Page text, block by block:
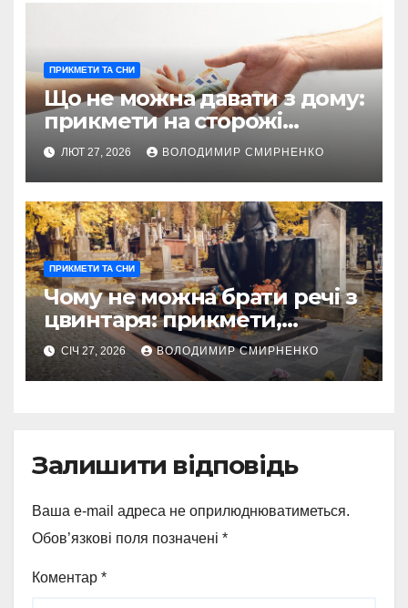
ПРИКМЕТИ ТА СНИ
Що не можна давати з дому:
прикмети на сторожі
родинного достатку
ЛЮТ 27, 2026 ВОЛОДИМИР СМИРНЕНКО
ПРИКМЕТИ ТА СНИ
Чому не можна брати речі з
цвинтаря: прикмети,
ризики та реальність
СІЧ 27, 2026 ВОЛОДИМИР СМИРНЕНКО
Залишити відповідь
Ваша e-mail адреса не оприлюднюватиметься.
Обов’язкові поля позначені *
Коментар *